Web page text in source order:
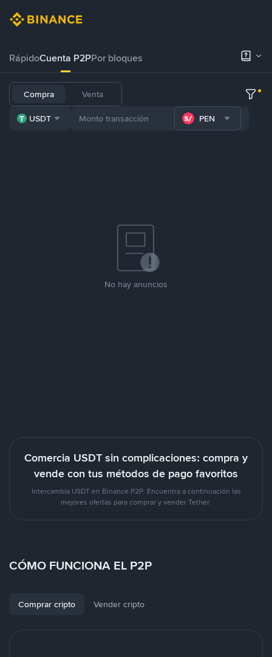
RápidoCuenta P2PPor bloques
Compra Venta
USDT PEN
No hay anuncios
Comercia USDT sin complicaciones: compra y
vende con tus métodos de pago favoritos
Intercambia USDT en Binance P2P. Encuentra a continuación las
mejores ofertas para comprar y vender Tether.
CÓMO FUNCIONA EL P2P
Comprar cripto Vender cripto